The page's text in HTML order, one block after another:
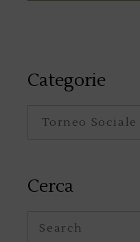
Categorie
Cerca
for: